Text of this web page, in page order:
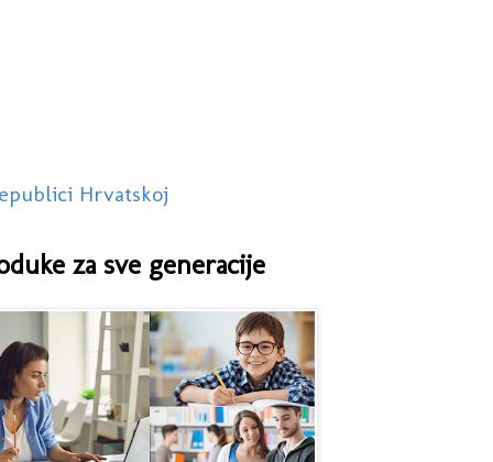
Hrvatskoj
za sve generacije